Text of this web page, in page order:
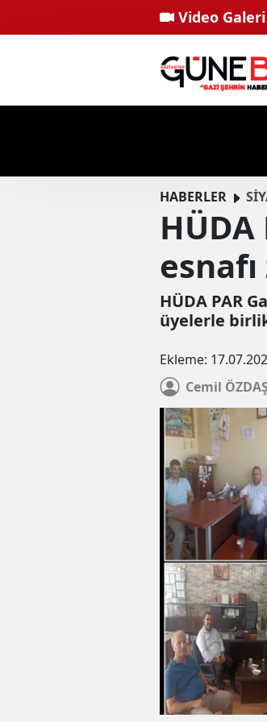
Video Galeri
HABERLER
HÜDA PAR
üyelerle
Ekleme:
Cemil ÖZDAŞ
HÜDA PAR
bereketli